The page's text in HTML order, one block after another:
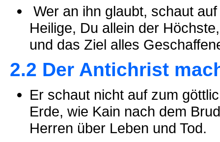
Wer an ihn glaubt, schaut
Heilige, Du allein der
und das Ziel alles
2.2 Der Antichrist
Er schaut nicht auf zum
Erde, wie Kain nach dem
Herren über Leben und Tod.